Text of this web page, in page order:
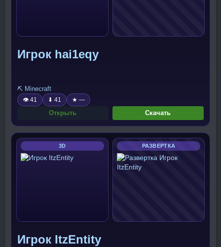
Игрок hai1eqy
⛏️ Minecraft
👁 41 ⬇ 41 ★ —
Открыть Скачать
3D РАЗВЕРТКА
Игрок ItzEntity